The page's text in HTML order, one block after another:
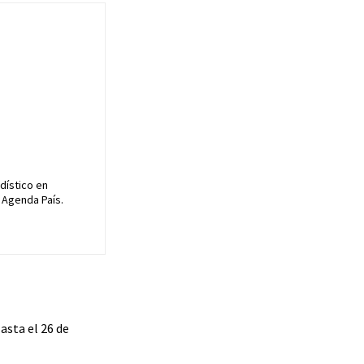
en
País.
el 26 de